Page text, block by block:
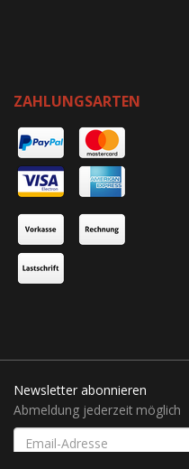
ZAHLUNGSARTEN
Newsletter abonnieren
Abmeldung jederzeit möglich
EMAIL-
ADRESSE